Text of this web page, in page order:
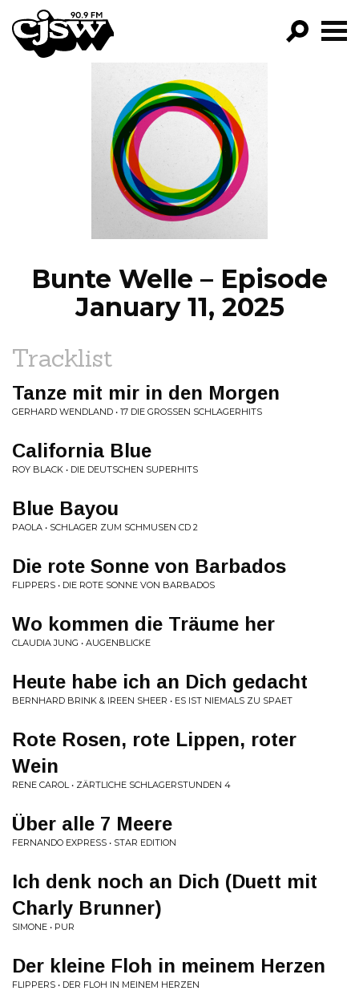
CJSW
FILTER BY:
PROGRAMS
EPISODES
NEWS
Bunte Welle – Episode
January 11, 2025
Tracklist
Tanze mit mir in den Morgen
GERHARD WENDLAND • 17 DIE GROSSEN SCHLAGERHITS
California Blue
ROY BLACK • DIE DEUTSCHEN SUPERHITS
Blue Bayou
PAOLA • SCHLAGER ZUM SCHMUSEN CD 2
Die rote Sonne von Barbados
FLIPPERS • DIE ROTE SONNE VON BARBADOS
Wo kommen die Träume her
CLAUDIA JUNG • AUGENBLICKE
Heute habe ich an Dich gedacht
BERNHARD BRINK & IREEN SHEER • ES IST NIEMALS ZU SPAET
Rote Rosen, rote Lippen, roter
Wein
RENE CAROL • ZÄRTLICHE SCHLAGERSTUNDEN 4
Über alle 7 Meere
FERNANDO EXPRESS • STAR EDITION
Ich denk noch an Dich (Duett mit
Charly Brunner)
SIMONE • PUR
Der kleine Floh in meinem Herzen
FLIPPERS • DER FLOH IN MEINEM HERZEN